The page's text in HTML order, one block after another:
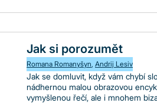
Jak si porozumět
Romana Romanyšyn, Andrij Lesiv
Jak se domluvit, když vám chybí
nádhernou malou obrazovou
vymyšlenou řečí, ale i mnohem